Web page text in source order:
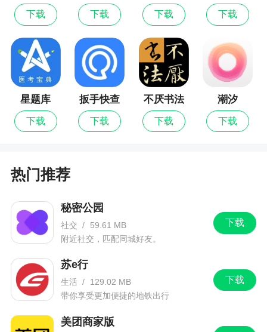
技术端
下载 下载
商城
下载
学习背单
词
下载
星题库
下载
扳手快查
下载
不厌书法
下载
潮汐
下载
热门推荐
下载
秘密公园
社交 /
59.61 MB
附近社交，匹配同城好友。
下载
苏e行
生活 /
129.02 MB
带你享受更加便捷的地铁出行
美团商家版